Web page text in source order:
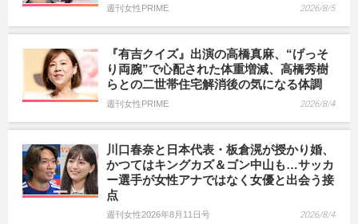
週刊女性PRIME 2026/8/5
『有吉クイズ』出演の高橋真麻、“げっそ
り両腕”で心配された体重増減、高橋秀樹
らとの二世帯住宅解消後の気になる体調
週刊女性PRIME 2026/8/4
川口春奈と日本代表・板倉滉が授かり婚、
かつてはキングカズ＆ゴン中山も…サッカ
ー選手が女性アナではなく女優と出会う接
点
週刊女性2026年8月11日号 2026/8/4